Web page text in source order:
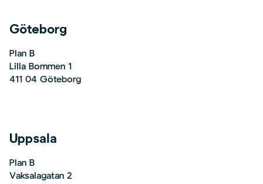
Göteborg
Plan B
Lilla Bommen 1
411 04 Göteborg
Uppsala
Plan B
Vaksalagatan 2